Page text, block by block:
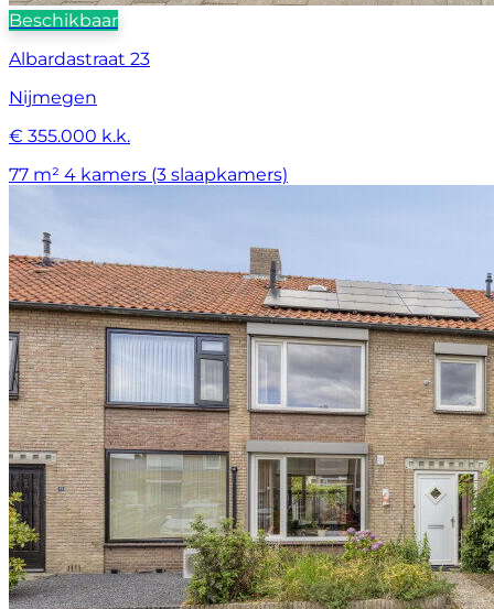
Beschikbaar
Albardastraat 23
Nijmegen
€ 355.000 k.k.
77 m² 4 kamers (3 slaapkamers)